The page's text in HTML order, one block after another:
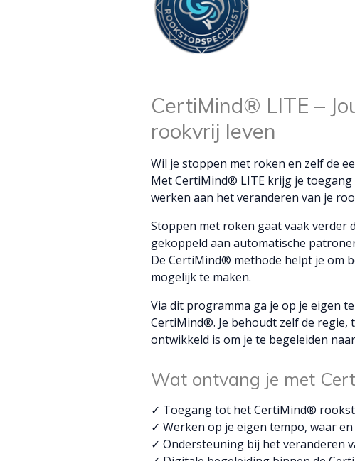
CertiMind® LITE –
rookvrij leven
Wil je stoppen met roken en zelf de
Met CertiMind® LITE krijg je
werken aan het veranderen van je
Stoppen met roken gaat vaak verder
gekoppeld aan automatische
De CertiMind® methode helpt je om
mogelijk te maken.
Via dit programma ga je op je eigen
CertiMind®. Je behoudt zelf de
ontwikkeld is om je te begeleiden
Wat ontvang je met
✓ Toegang tot het CertiMind®
✓ Werken op je eigen tempo, waar
✓ Ondersteuning bij het veranderen